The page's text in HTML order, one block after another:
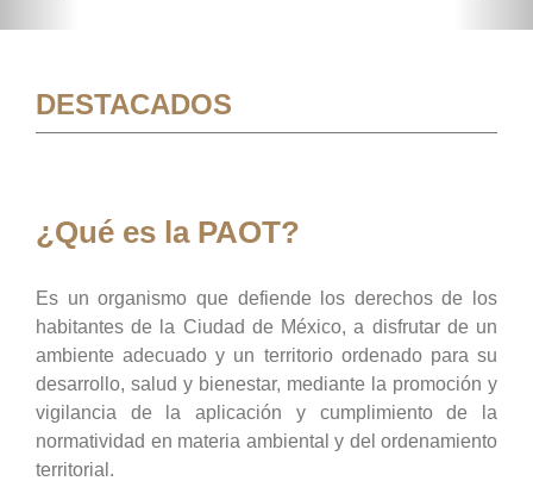
DESTACADOS
¿Qué es la PAOT?
Es un organismo que defiende los derechos de los
habitantes de la Ciudad de México, a disfrutar de un
ambiente adecuado y un territorio ordenado para su
desarrollo, salud y bienestar, mediante la promoción y
vigilancia de la aplicación y cumplimiento de la
normatividad en materia ambiental y del ordenamiento
territorial.